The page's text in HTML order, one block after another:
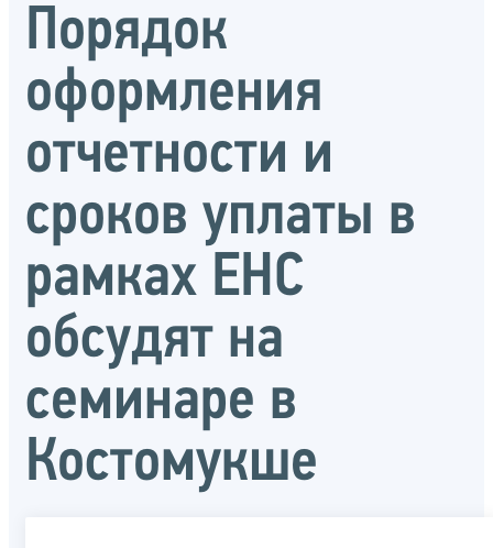
Порядок
оформления
отчетности и
сроков уплаты в
рамках ЕНС
обсудят на
семинаре в
Костомукше